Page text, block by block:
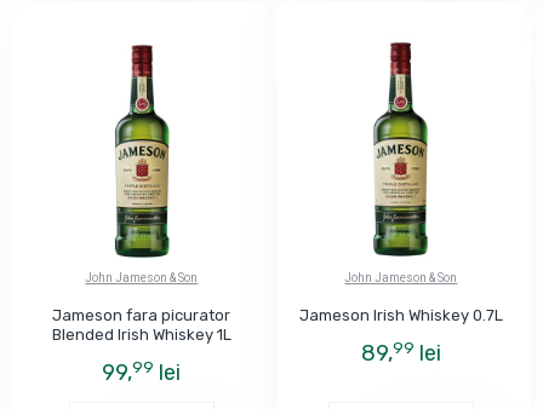
John Jameson & Son
Jameson fara picurator
Blended Irish Whiskey 1L
99,99 lei
John Jameson & Son
Jameson Irish Whiskey 0.7L
89,99 lei